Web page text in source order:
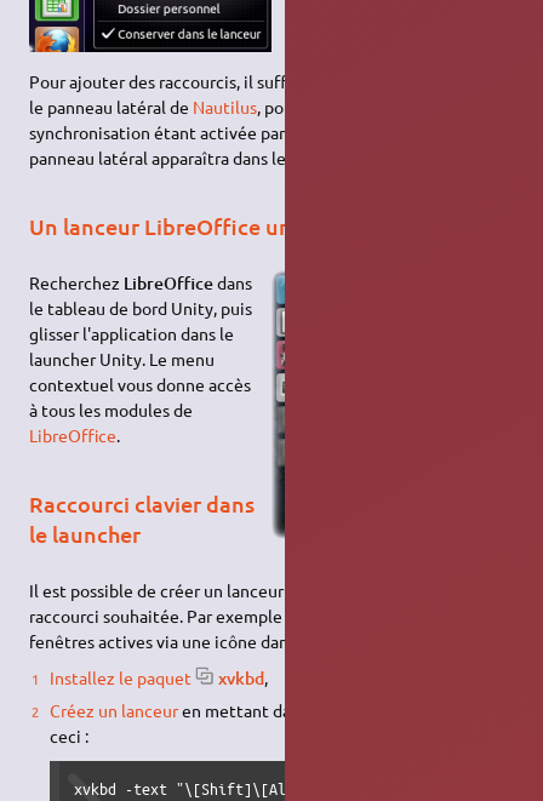
Pour ajouter des raccourcis, il suffit de rajouter un signet dans
le panneau latéral de Nautilus, pour l'ajouter au menu. La
synchronisation étant activée par défaut, tout raccourci dans le
panneau latéral apparaîtra dans le menu.
Un lanceur LibreOffice unique
Recherchez LibreOfficedans
le tableau de bord Unity, puis
glisser l'application dans le
launcher Unity. Le menu
contextuel vous donne accès
à tous les modules de
LibreOffice.
Raccourci clavier dans
le launcher
Il est possible de créer un lanceur qui déroule la séquence de
raccourci souhaitée. Par exemple pour afficher toutes les
fenêtres actives via une icône dans le launcher :
Installez le paquet
xvkbd,
Créez un lanceuren mettant dans la ligne de commande de
ceci :
xvkbd -text "\[Shift]\[Alt_L]\[Up]"